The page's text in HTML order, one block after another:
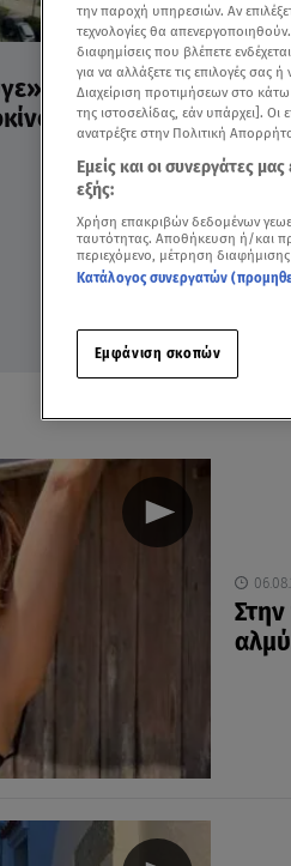
από τη ζωή
τον
03.08.26, 13:49
Τάμτα - Πάρις
Νυχτερινή βόλτα
την παροχή υπηρεσιών. Αν
τεχνολογίες θα
διαφημίσεις που βλέπετε
για να αλλάξετε τις επιλογές
Διαχείριση προτιμήσεων στο
της ιστοσελίδας, εάν υπάρχει]. Οι
ανατρέξτε στην Πολιτική
Εμείς και οι συνεργάτες
εξής:
Χρήση επακριβών δεδομένων
ταυτότητας. Αποθήκευση ή/και
περιεχόμενο, μέτρηση
Κατάλογος συνεργατών
Εμφάνιση σκοπών